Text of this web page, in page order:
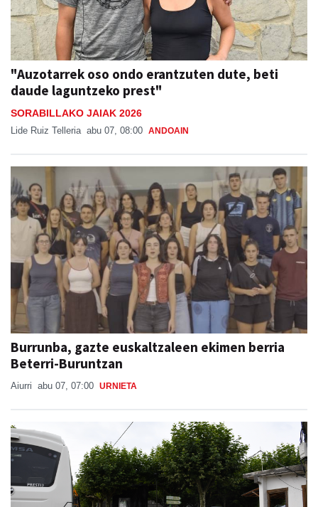
"Auzotarrek oso ondo erantzuten dute, beti
daude laguntzeko prest"
SORABILLAKO JAIAK 2026
Lide Ruiz Telleria abu 07, 08:00 ANDOAIN
Burrunba, gazte euskaltzaleen ekimen berria
Beterri-Buruntzan
Aiurri abu 07, 07:00 URNIETA